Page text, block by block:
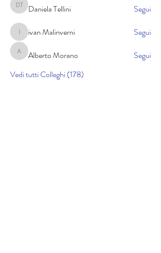
Daniela Tellini
Daniela Tellini Segui
ivan Malinverni
ivan Malinverni Segui
Alberto Morano
Alberto Morano
Segui
Vedi tutti Colleghi (178)